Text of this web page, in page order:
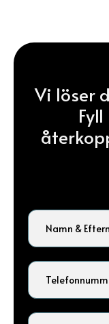
Vi löser